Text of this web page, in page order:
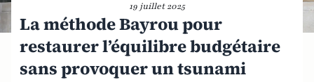
19 juillet 2025
La méthode Bayrou pour
restaurer l’équilibre budgétaire
sans provoquer un tsunami